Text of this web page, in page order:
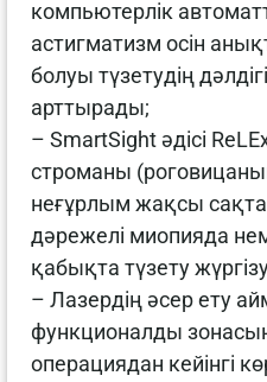
компьютерлік
астигматизм осін
болуы түзетудің
арттырады;
– SmartSight әдісі
строманы
неғұрлым жақсы
дәрежелі миопияда
қабықта түзету
– Лазердің әсер ету
функционалды
операциядан кейінгі